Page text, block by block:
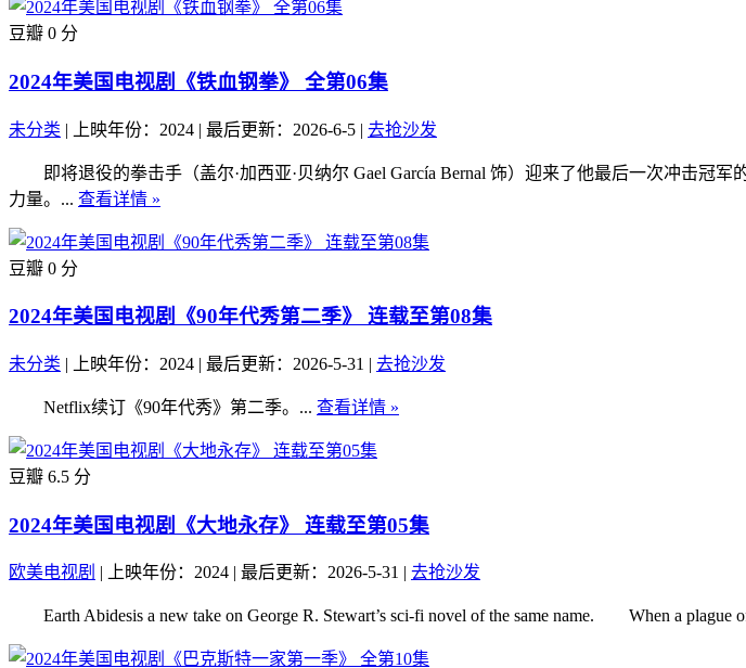
豆瓣 0 分
2024年美国电视剧《铁血钢拳》 全第06集
未分类 | 上映年份：2024 | 最后更新：2026-6-5 | 去抢沙发
即将退役的拳击手（盖尔·加西亚·贝纳尔 Gael García Bernal 饰）迎来了他最后一次冲击冠
力量。... 查看详情 »
豆瓣 0 分
2024年美国电视剧《90年代秀第二季》 连载至第08集
未分类 | 上映年份：2024 | 最后更新：2026-5-31 | 去抢沙发
Netflix续订《90年代秀》第二季。... 查看详情 »
豆瓣 6.5 分
2024年美国电视剧《大地永存》 连载至第05集
欧美电视剧 | 上映年份：2024 | 最后更新：2026-5-31 | 去抢沙发
Earth Abidesis a new take on George R. Stewart’s sci-fi novel of the same name. When a plague